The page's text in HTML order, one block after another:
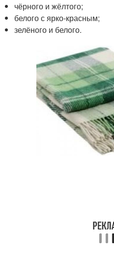
чёрного и жёлтого;
белого с ярко-красным;
зелёного и белого.